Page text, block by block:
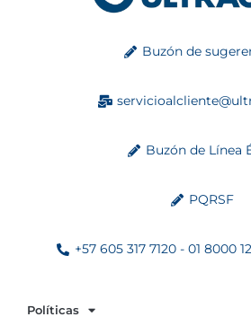
Buzón de
Buzón de Línea
PQRSF
+57 605 317 7120 - 01 8000
Políticas